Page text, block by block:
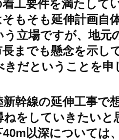
着工要件を満たして
もそも延伸計画自
立場ですが、地元
までも懸念を示し
きだということを
幹線の延伸工事で
をしていきたいと
以深については